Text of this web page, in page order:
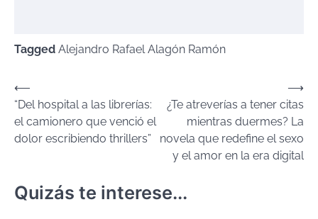
Tagged Alejandro Rafael Alagón Ramón
Navegación
de
entradas
⟵
“Del hospital a las librerías:
el camionero que venció el
dolor escribiendo thrillers”
¿Te atreverías a tener citas
mientras duermes? La
novela que redefine el sexo
y el amor en la era digital
⟶
Quizás te interese...